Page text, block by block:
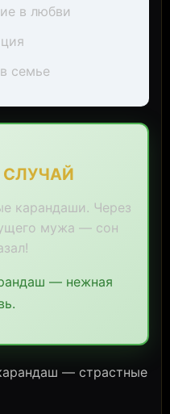
в любви
семье
карандаши. Через
мужа — сон
— нежная
— страстные